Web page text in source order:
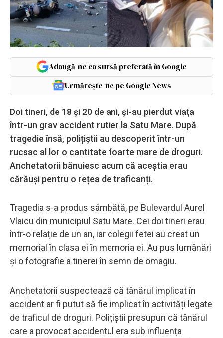
Adaugă-ne ca sursă preferată în Google
Urmărește-ne pe Google News
Doi tineri, de 18 şi 20 de ani, şi-au pierdut viaţa
într-un grav accident rutier la Satu Mare. După
tragedie însă, polițiștii au descoperit într-un
rucsac al lor o cantitate foarte mare de droguri.
Anchetatorii bănuiesc acum că aceștia erau
cărăuși pentru o rețea de traficanți.
Tragedia s-a produs sâmbătă, pe Bulevardul Aurel
Vlaicu din municipiul Satu Mare. Cei doi tineri erau
într-o relație de un an, iar colegii fetei au creat un
memorial în clasa ei în memoria ei. Au pus lumânări
și o fotografie a tinerei în semn de omagiu.
Anchetatorii suspectează că tânărul implicat în
accident ar fi putut să fie implicat în activități legate
de traficul de droguri. Polițiștii presupun că tânărul
care a provocat accidentul era sub influența